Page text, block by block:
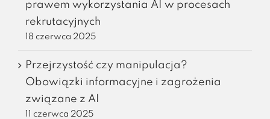
prawem wykorzystania AI w procesach
rekrutacyjnych
18 czerwca 2025
Przejrzystość czy manipulacja?
Obowiązki informacyjne i zagrożenia
związane z AI
11 czerwca 2025